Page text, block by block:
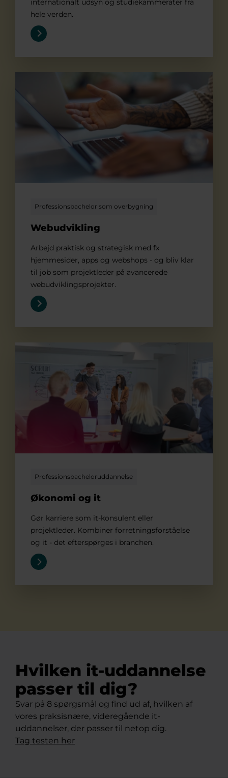
internationalt udsyn og studiekammerater fra
hele verden.
Professionsbachelor som overbygning
Webudvikling
Arbejd praktisk og strategisk med fx
hjemmesider, apps og webshops - og bliv klar
til job som projektleder på avancerede
webudviklingsprojekter.
Professionsbacheloruddannelse
Økonomi og it
Gør karriere som it-konsulent eller
projektleder. Kombiner forretningsforståelse
og it - det efterspørges i branchen.
Økonomi og it
Hvilken it-uddannelse
passer til dig?
Svar på 8 spørgsmål og find ud af, hvilken af
vores praksisnære, videregående it-
uddannelser, der passer til netop dig.
Tag testen her